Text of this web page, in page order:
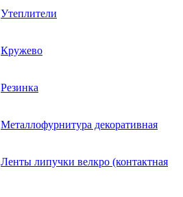
Утеплители
Кружево
Резинка
Металлофурнитура декоративная
Ленты липучки велкро (контактная